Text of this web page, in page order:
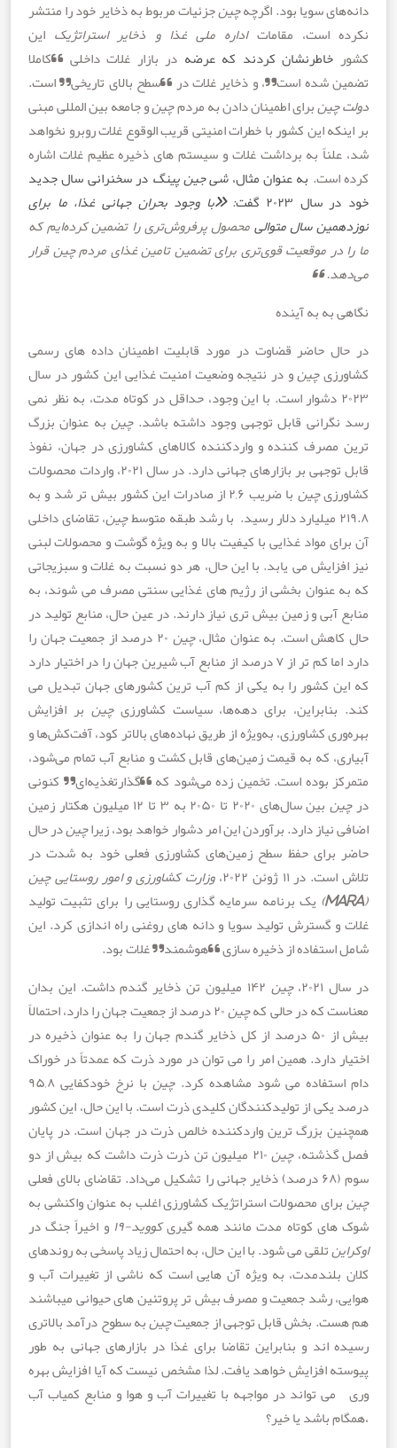
سویا بود. اگرچه چین جزئیات مربوط به ذخایر خود را منتشر
است، مقاماتاداره ملی غذا و ذخایر استراتژیک این
خاطرنشان کردند که عرضه
در بازار غلات داخلی “کاملا
شده است”، و ذخایر غلات در “سطح بالای تاریخی” است.
برای اطمینان دادن به مردمچینو جامعه بین المللی مبنی
این کشور با خطرات امنیتی قریب الوقوع غلات روبرو نخواهد
به برداشت غلات و سیستم های ذخیره عظیم غلات اشاره
است.به عنوان مثال،شی جین پینگ در سخنرانی سال جدید
سال۲۰۲۳ گفت : «با وجود بحران جهانی غذا ،ما برای
سال متوالی محصول پرفروش‌تری را تضمین کرده‌ایم که
موقعیت قوی‌تری برای تضمین تامین غذای مردم چین قرار
به به آینده
حاضر قضاوت در مورد قابلیت اطمینان داده های رسمی
چینو در نتیجه وضعیت امنیت غذایی این کشور در سال
۲۰۲۳ دشوار است. با این وجود، حداقل در کوتاه مدت، به نظر نمی
قابل توجهی وجود داشته باشد.چین به عنوان بزرگ
کننده و واردکننده کالاهای کشاورزی در جهان، نفوذ
قابل توجهی بر بازارهای جهانی دارد. در سال ۲۰۲۱، واردات محصولات
چین
با ضریب ۲,۶ از صادرات این کشور بیش تر شد و به
چین، تقاضای داخلی
مواد غذایی با کیفیت بالا و به ویژه گوشت و محصولات لبنی
می یابد. با این حال، هر دو نسبت به غلات و سبزیجاتی
عنوان بخشی از رژیم های غذایی سنتی مصرف می شوند، به
آبی و زمین بیش تری نیاز دارند. در عین حال، منابع تولید در
است. به عنوان مثال،چین
۲۰ درصد از جمعیت جهان را
دارد اما کم تر از ۷ درصد از منابع آب شیرین جهان را در اختیار دارد
کشور را به یکی از کم آب ترین کشورهای جهان تبدیل می
برای دهه‌ها، سیاست کشاورزی چینبر افزایش
کشاورزی، به‌ویژه از طریق نهاده‌های بالاتر کود، آفت‌کش‌ها و
که به قیمت زمین‌های قابل کشت و منابع آب تمام می‌شود،
بوده است. تخمین زده می‌شود که “گذارتغذیه‌ای” کنونی
بین سال‌های ۲۰۲۰ تا ۲۰۵۰ به ۳ تا ۱۲ میلیون هکتار زمین
نیاز دارد. برآوردن این امر دشوار خواهد بود، زیراچیندر حال
برای حفظ سطح زمین‌های کشاورزی فعلی خود به شدت در
۱۱ ژوئن ۲۰۲۲،
وزارت کشاورزی و امور روستایی چین
یک برنامه سرمایه گذاری روستایی را برای تثبیت تولید
گسترش تولید سویا و دانه های روغنی راه اندازی کرد. این
از ذخیره سازی “هوشمند” غلات بود.
چین
۱۴۲ میلیون تن ذخایر گندم داشت. این بدان
که در حالی کهچین
۲۰ درصد از جمعیت جهان را دارد، احتمالاً
بیش از ۵۰ درصد از کل ذخایر گندم جهان را به عنوان ذخیره در
دارد. همین امر را می توان در مورد ذرت که عمدتاً در خوراک
می شود مشاهده کرد.چین
با نرخ خودکفایی ۹۵,۸
از تولیدکنندگان کلیدی ذرت است. با این حال، این کشور
بزرگ ترین واردکننده خالص ذرت در جهان است. در پایان
چین
۲۱۰ میلیون تن ذرت ذرت داشت که بیش از دو
محصولات استراتژیک کشاورزی اغلب به عنوان واکنشی به
کوتاه مدت مانند همه گیریکووید-۱۹
و اخیراً جنگ در
تلقی می شود. با این حال، به احتمال زیاد پاسخی به روندهای
به ویژه آن هایی است که ناشی از تغییرات آب و
رشد جمعیت و مصرف بیش تر پروتئین های حیوانی میباشند
بخش قابل توجهی از جمعیتچینبه سطوح درآمد بالاتری
اند و بنابراین تقاضا برای غذا در بازارهای جهانی به طور
افزایش خواهد یافت. لذا مشخص نیست که آیا افزایش بهره
تواند در مواجهه با تغییرات آب و هوا و منابع کمیاب آب
باشد یا خیر؟